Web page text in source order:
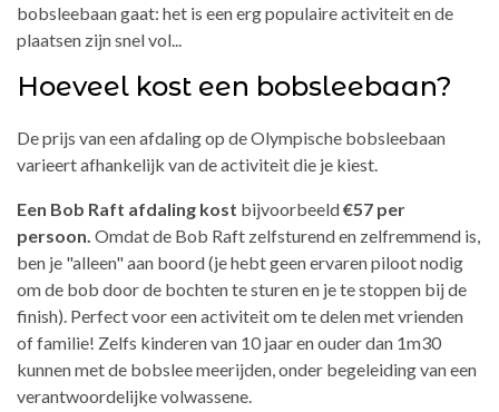
bobsleebaan gaat: het is een erg populaire activiteit en de
plaatsen zijn snel vol...
Hoeveel kost een bobsleebaan?
De prijs van een afdaling op de Olympische bobsleebaan
varieert afhankelijk van de activiteit die je kiest.
Een Bob Raft afdaling kost bijvoorbeeld€57 per
persoon. Omdat de Bob Raft zelfsturend en zelfremmend is,
ben je "alleen" aan boord (je hebt geen ervaren piloot nodig
om de bob door de bochten te sturen en je te stoppen bij de
finish). Perfect voor een activiteit om te delen met vrienden
of familie! Zelfs kinderen van 10 jaar en ouder dan 1m30
kunnen met de bobslee meerijden, onder begeleiding van een
verantwoordelijke volwassene.